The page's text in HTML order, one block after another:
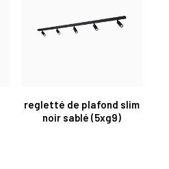
regletté de plafond slim
noir sablé (5xg9)